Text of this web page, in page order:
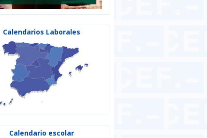
Calendarios Laborales
Calendario escolar